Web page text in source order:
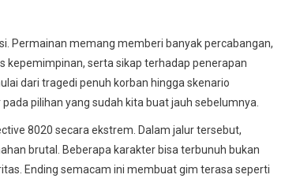
Permainan memang memberi banyak percabangan,
kepemimpinan, serta sikap terhadap penerapan
dari tragedi penuh korban hingga skenario
pilihan yang sudah kita buat jauh sebelumnya.
8020 secara ekstrem. Dalam jalur tersebut,
brutal. Beberapa karakter bisa terbunuh bukan
Ending semacam ini membuat gim terasa seperti